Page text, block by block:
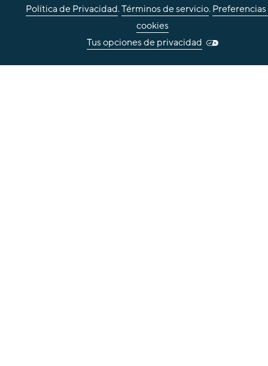
Política de Privacidad.Términos de servicio.
cookies
Tus opciones de privacidad